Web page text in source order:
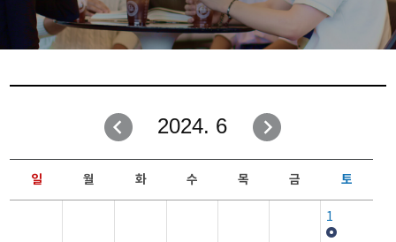
2024. 6
일 월 화 수 목 금 토
1